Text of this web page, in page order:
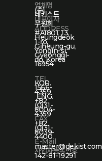
업체명
(주)
데키스트
대표이사
우원희
ADDRESS
#A1801, 13,
Heungdeok
1-ro,
Giheung-gu,
Yongin-si,
Gyeonggi-
do, Korea
16954
TEL
KOR.
1566-
4359
ENG.
+82
(0)31-
8004-
4359
FAX
+82
(0)31-
8039-
4400
E-Mail
master@dekist.com
사업자등록번호
142-81-19291